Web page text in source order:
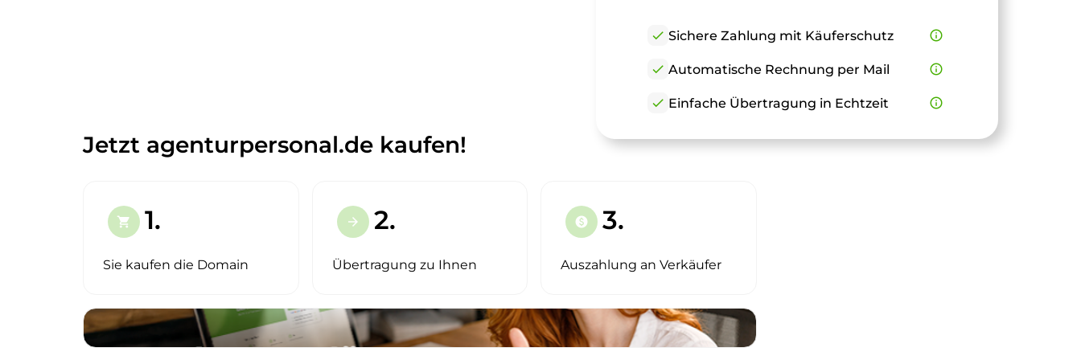
check Sichere Zahlung mit Käuferschutz info_outline
check Automatische Rechnung per Mail info_outline
check Einfache Übertragung in Echtzeit info_outline
Jetzt agenturpersonal.de kaufen!
shopping_cart 1.
Sie kaufen die Domain
arrow_forward 2.
Übertragung zu Ihnen
paid 3.
Auszahlung an Verkäufer